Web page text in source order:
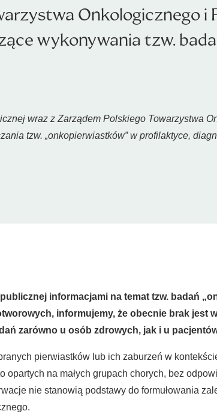
Onkologicznego i
wykonywania tzw.
wraz z Zarządem Polskiego Towarzystwa
tzw. „onkopierwiastków” w profilaktyce,
informacjami na temat tzw. badań
informujemy, że obecnie brak jest
zarówno u osób zdrowych, jak i u
pierwiastków lub ich zaburzeń w
na małych grupach chorych, bez
nie stanowią podstawy do formułowania